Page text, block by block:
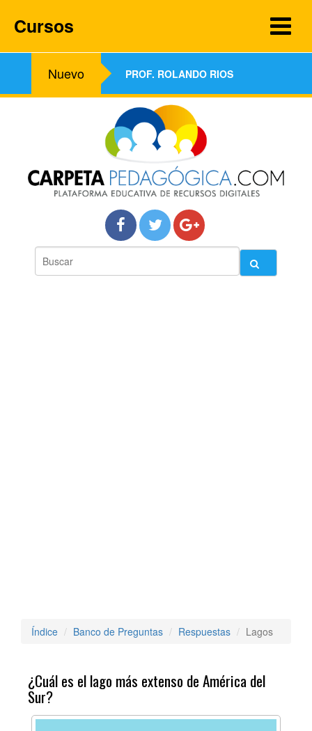
Nuevo PROF. ROLANDO RIOS
Cursos
Índice Banco de Preguntas Respuestas Lagos
¿Cuál es el lago más extenso de América del
Sur?